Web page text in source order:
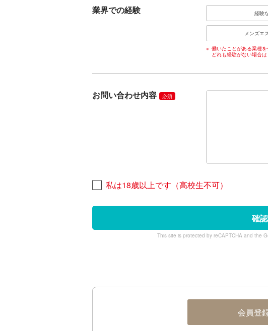
業界での経験 経験
メンズエ
働いたことがある業種を
どれも経験がない場合
お問い合わせ内容 必須
私は18歳以上です（高校生不可）
確
This site is protected by reCAPTCHA and the
会員登